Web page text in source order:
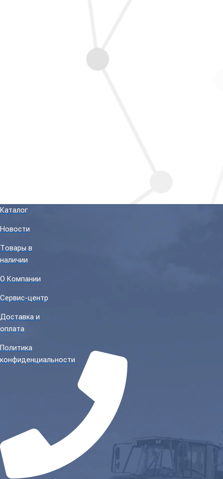
Каталог
Новости
Товары в
наличии
О Компании
Сервис-центр
Доставка и
оплата
Политика
конфиденциальности